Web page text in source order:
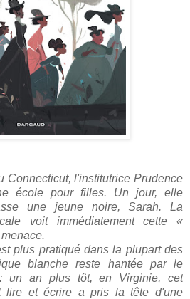
Connecticut, l'institutrice Prudence
école pour filles. Un jour, elle
une jeune noire, Sarah. La
voit immédiatement cette «
plus pratiqué dans la plupart des
blanche reste hantée par le
un an plus tôt, en Virginie, cet
lire et écrire a pris la tête d'une